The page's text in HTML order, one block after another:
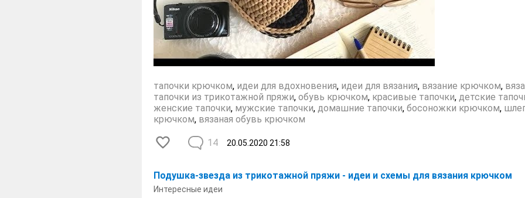
тапочки крючком, идеи для вдохновения, идеи для вязания, вязание крючком,
тапочки из трикотажной пряжи, обувь крючком, красивые тапочки, детские
женские тапочки, мужские тапочки, домашние тапочки, босоножки крючком,
крючком, вязаная обувь крючком
20.05.2020 21:58
14
Подушка-звезда из трикотажной пряжи - идеи и схемы для вязания крючком
Интересные идеи